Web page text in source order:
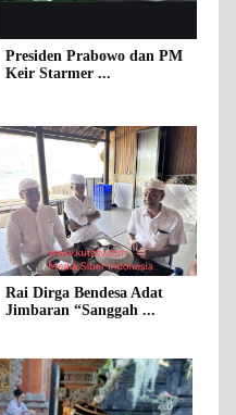
Presiden Prabowo dan PM
Keir Starmer ...
Rai Dirga Bendesa Adat
Jimbaran “Sanggah ...